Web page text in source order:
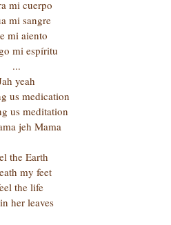
mi cuerpo
mi sangre
mi aiento
mi espíritu
...
yeah
us medication
us meditation
jeh Mama
the Earth
my feet
the life
her leaves